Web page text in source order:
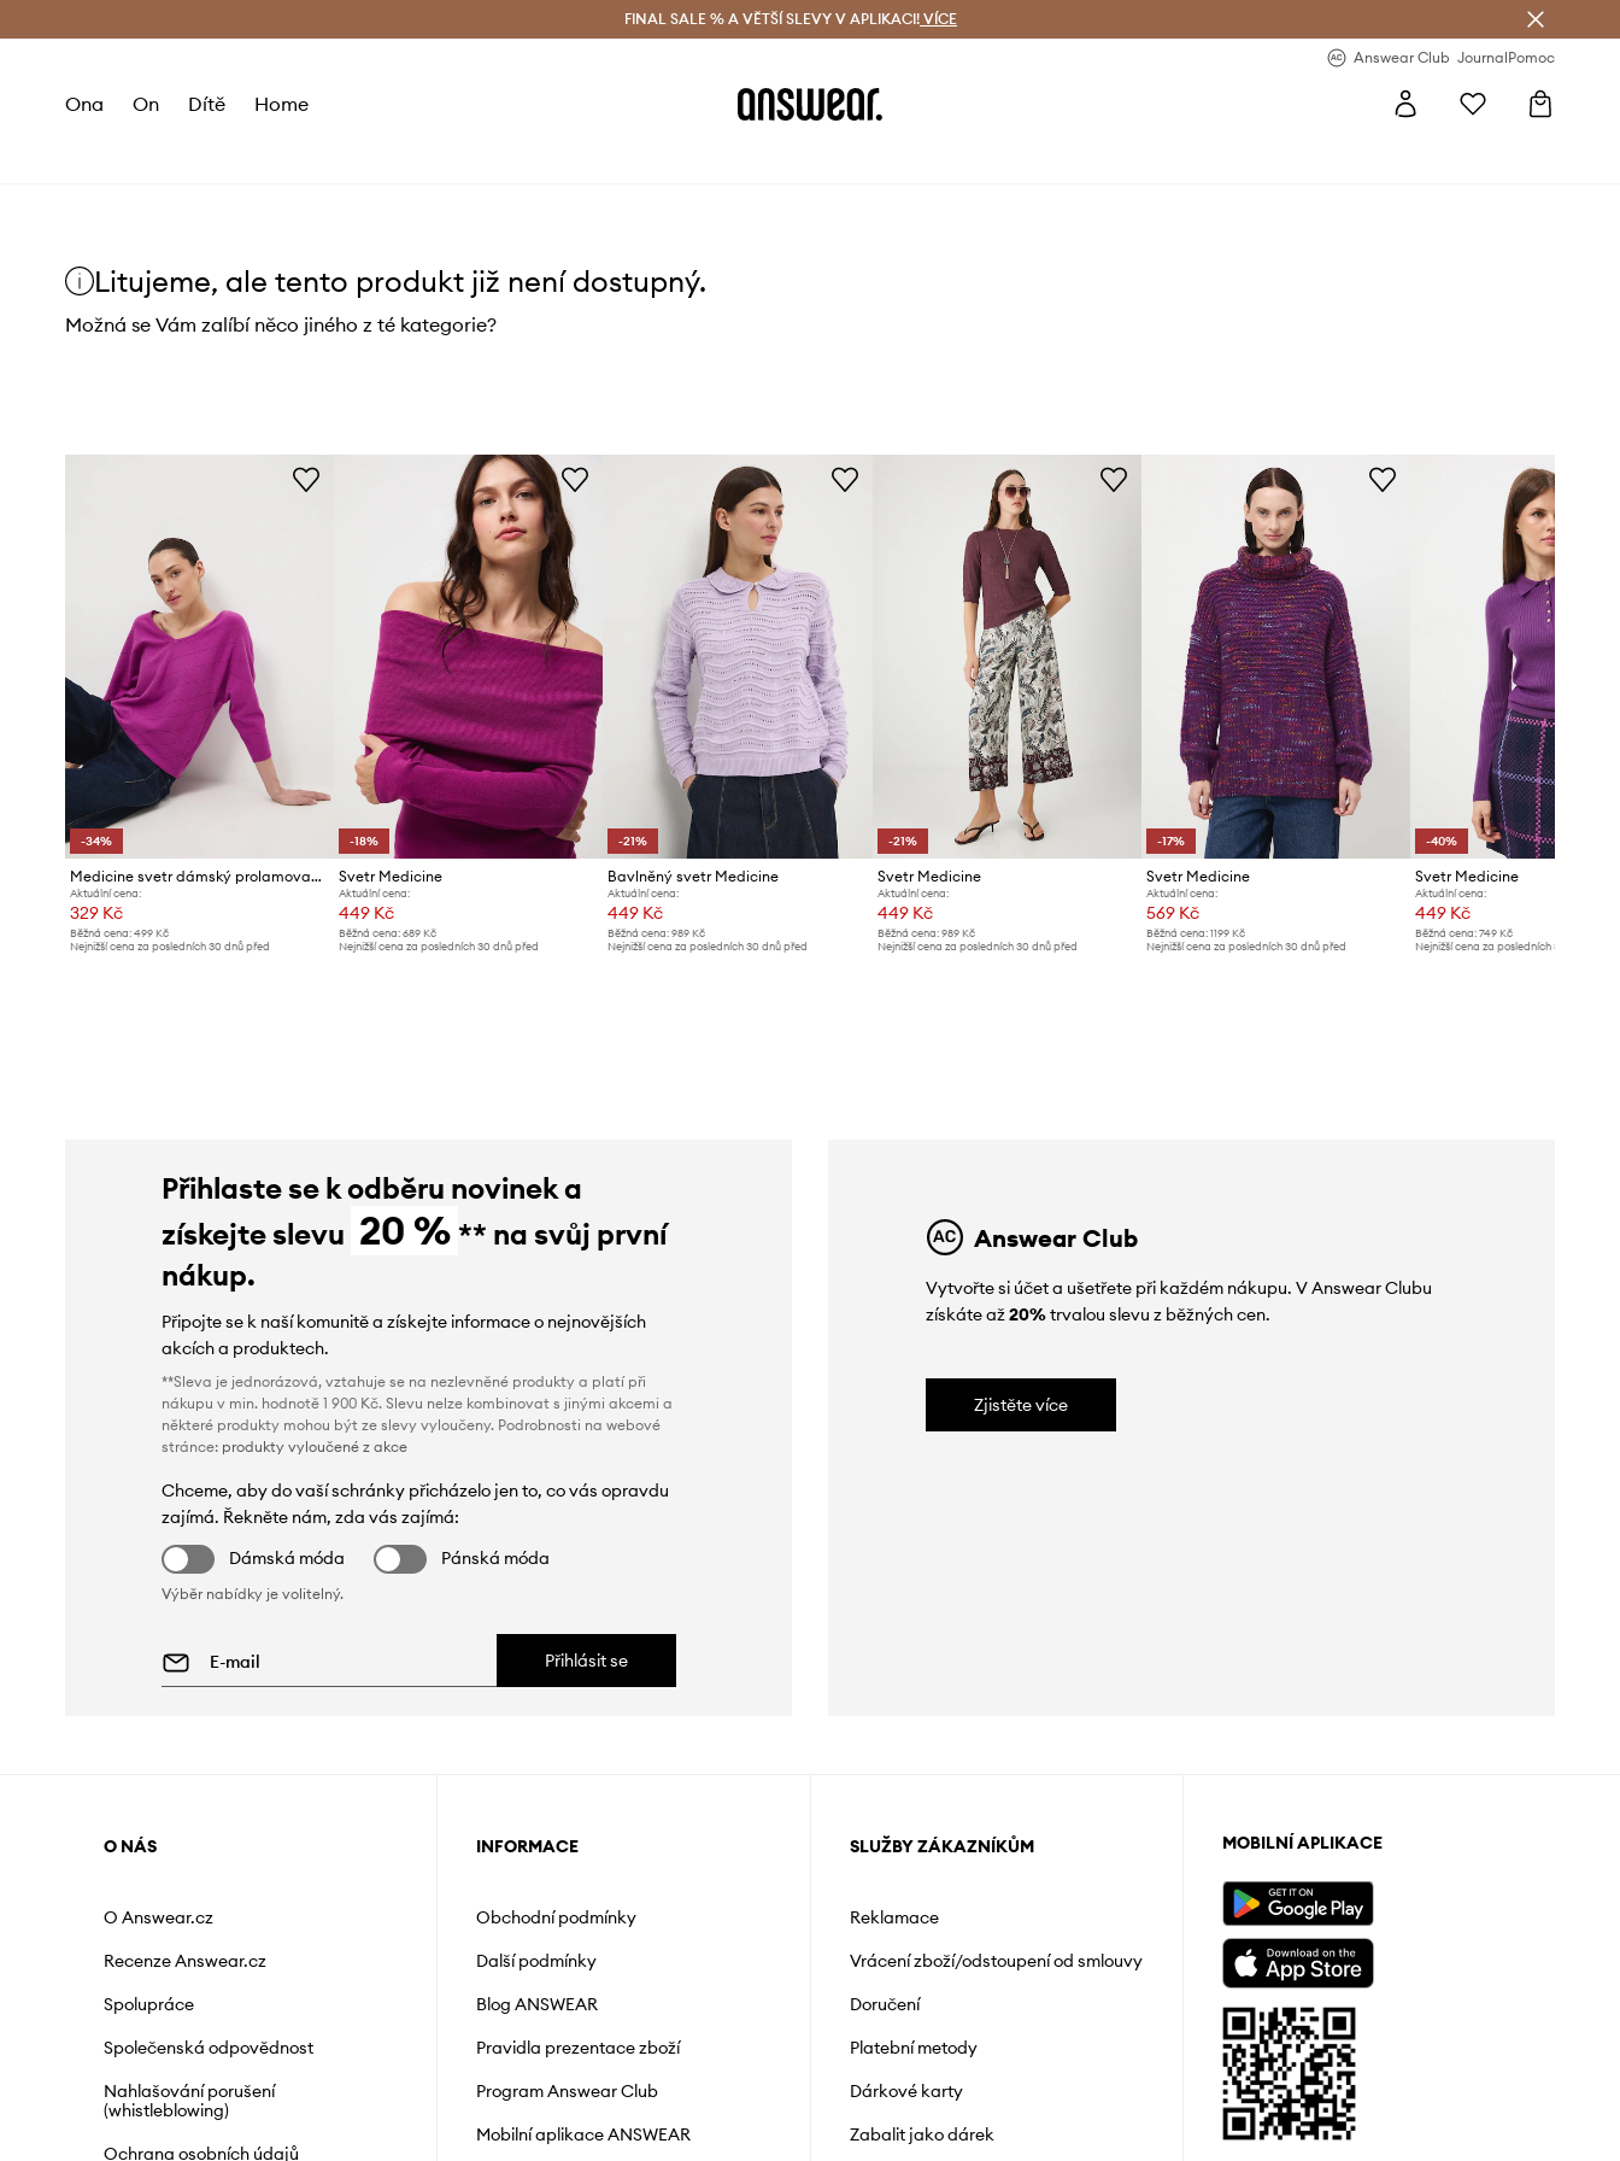
Doručení a vrácení zdarma (od 1800 Kč) Doručení i do 24 h
FINAL SALE % A VĚTŠÍ SLEVY V APLIKACI! VÍCE
Answear Club JournalPomoc
Ona On Dítě Home
Litujeme, ale tento produkt již není dostupný.
Možná se Vám zalíbí něco jiného z té kategorie?
-34%
Medicine svetr dámský prolamovaný
Aktuální cena:
329 Kč
Běžná cena: 499 Kč
Nejnižší cena za posledních 30 dnů před
-18%
Svetr Medicine
Aktuální cena:
449 Kč
Běžná cena:689 Kč
Nejnižší cena za posledních 30 dnů před
-21%
Bavlněný svetr Medicine
Aktuální cena:
449 Kč
Běžná cena: 989 Kč
Nejnižší cena za posledních 30 dnů před
-21%
Svetr Medicine
Aktuální cena:
449 Kč
Běžná cena: 989 Kč
Nejnižší cena za posledních 30 dnů před
-17%
Svetr Medicine
Aktuální cena:
569 Kč
Běžná cena:1199 Kč
Nejnižší cena za posledních 30 dnů před
-40%
Svetr Medicine
Aktuální cena:
449 Kč
Běžná cena: 749 Kč
Nejnižší cena za posledních 30 dnů před
Přihlaste se k odběru novinek a
získejte slevu 20 % ** na svůj první
nákup.
Připojte se k naší komunitě a získejte informace o nejnovějších
akcích a produktech.
**Sleva je jednorázová, vztahuje se na nezlevněné produkty a platí při
nákupu v min. hodnotě 1 900 Kč. Slevu nelze kombinovat s jinými akcemi a
některé produkty mohou být ze slevy vyloučeny. Podrobnosti na webové
stránce: produkty vyloučené z akce
Chceme, aby do vaší schránky přicházelo jen to, co vás opravdu
zajímá. Řekněte nám, zda vás zajímá:
Dámská móda
Pánská móda
Výběr nabídky je volitelný.
Přihlásit se
Answear Club
Vytvořte si účet a ušetřete při každém nákupu. V Answear Clubu
získáte až20%trvalou slevu z běžných cen.
Zjistěte více
O NÁS
O Answear.cz
Recenze Answear.cz
Spolupráce
Společenská odpovědnost
Nahlašování porušení
(whistleblowing)
Ochrana osobních údajů
INFORMACE
Obchodní podmínky
Další podmínky
Blog ANSWEAR
Pravidla prezentace zboží
Program Answear Club
Mobilní aplikace ANSWEAR
SLUŽBY ZÁKAZNÍKŮM
Reklamace
Vrácení zboží/odstoupení od smlouvy
Doručení
Platební metody
Dárkové karty
Zabalit jako dárek
MOBILNÍ APLIKACE